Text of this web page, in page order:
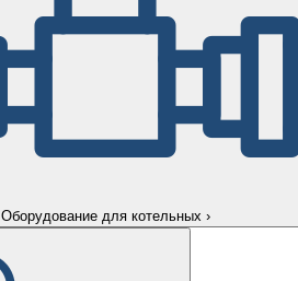
Оборудование для котельных ›